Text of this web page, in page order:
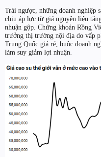
Trái ngược, những doanh nghiệp
chịu áp lực từ giá nguyên liệu
nhuận gộp. Chứng khoán Rồng
trưởng thị trường nội địa do vấp
Trung Quốc giá rẻ, buộc doanh
làm suy giảm lợi nhuận.